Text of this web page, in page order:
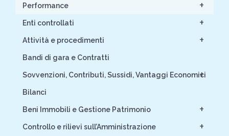
+
Performance
+
Enti controllati
+
Attività e procedimenti
Bandi di gara e Contratti
+
Sovvenzioni, Contributi, Sussidi, Vantaggi Economici
Bilanci
+
Beni Immobili e Gestione Patrimonio
+
Controllo e rilievi sull’Amministrazione